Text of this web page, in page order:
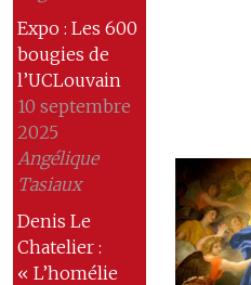
Expo : Les 600
bougies de
l’UCLouvain
10 septembre
2025
Angélique
Tasiaux
Denis Le
Chatelier :
« L’homélie